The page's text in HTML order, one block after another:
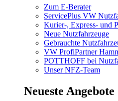
Zum E-Berater
ServicePlus VW
Kurier-, Express- und
Neue Nutzfahrzeuge
Gebrauchte
VW ProfiPartner
POTTHOFF bei
Unser NFZ-Team
Neueste Angebote